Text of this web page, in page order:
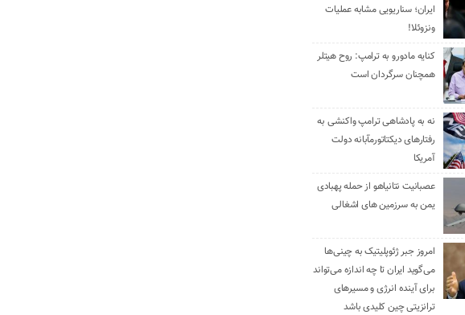
ایران؛ سناریویی مشابه عملیات
ونزوئلا!
کنایه مادورو به ترامپ: روح هیتلر
همچنان سرگردان است
نه به پادشاهی ترامپ واکنشی به
رفتارهای دیکتاتورمآبانه دولت
آمریکا
عصبانیت نتانیاهو از حمله پهبادی
یمن به سرزمین های اشغالی
امروز جبر ژئوپلیتیک به چینی‌ها
می‌گوید ایران تا چه اندازه می‌تواند
برای آینده انرژی و مسیرهای
ترانزیتی چین کلیدی باشد